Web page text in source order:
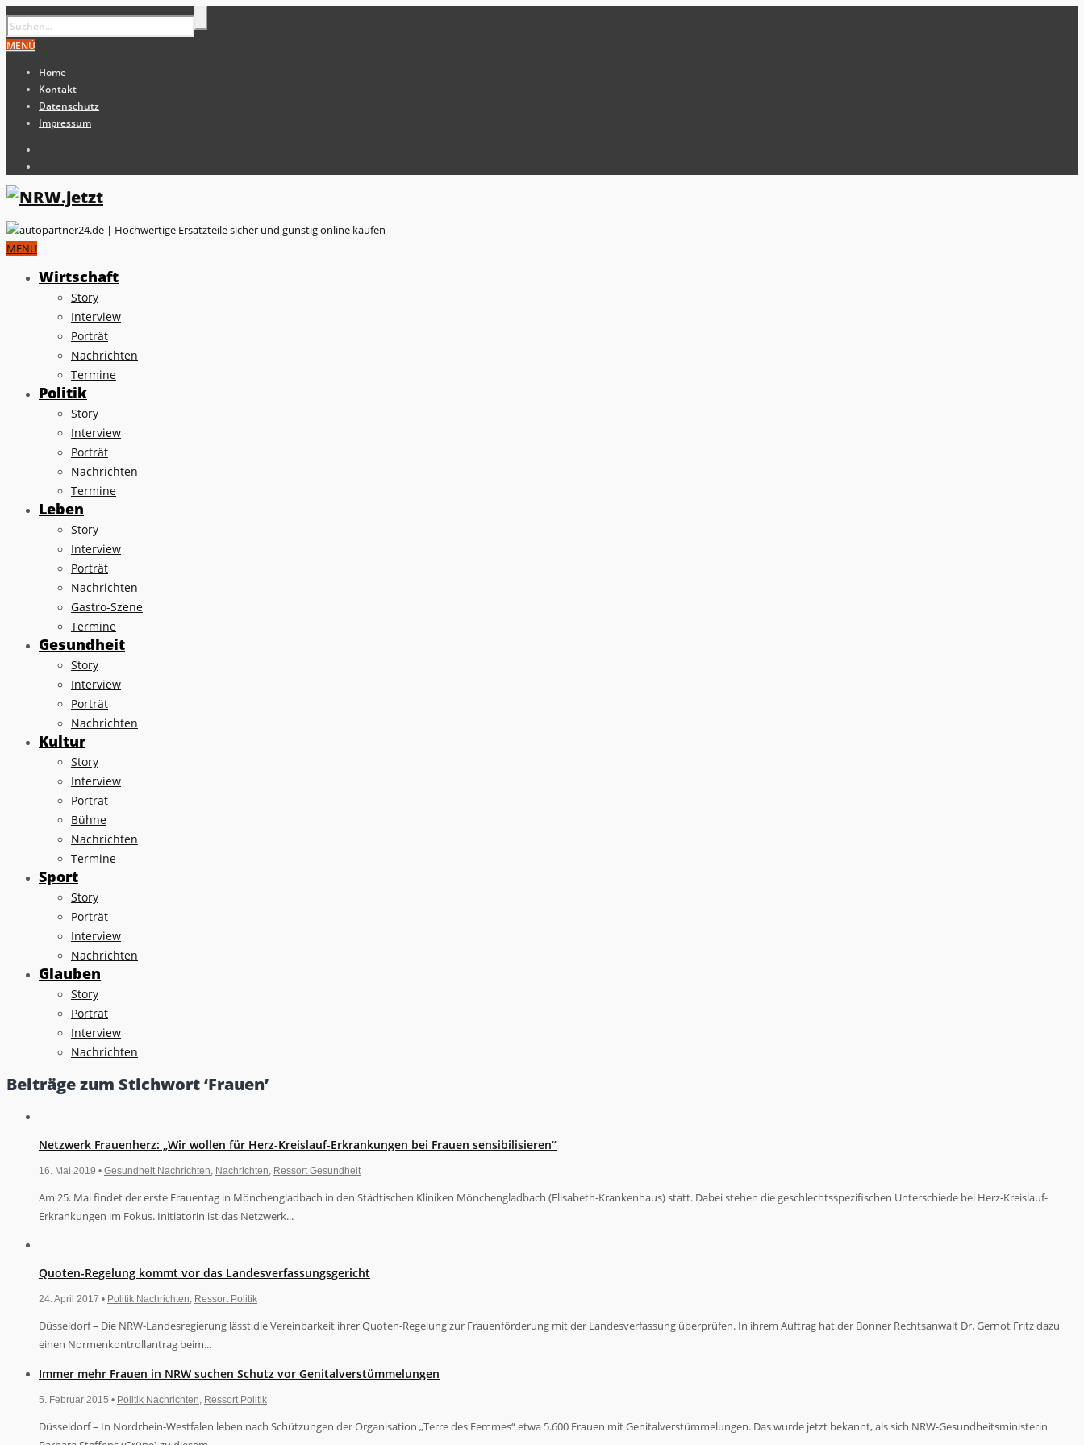
MENÜ
Home
Kontakt
Datenschutz
Impressum
MENÜ
Wirtschaft
Story
Interview
Porträt
Nachrichten
Termine
Politik
Story
Interview
Porträt
Nachrichten
Termine
Leben
Story
Interview
Porträt
Nachrichten
Gastro-Szene
Termine
Gesundheit
Story
Interview
Porträt
Nachrichten
Kultur
Story
Interview
Porträt
Bühne
Nachrichten
Termine
Sport
Story
Porträt
Interview
Nachrichten
Glauben
Story
Porträt
Interview
Nachrichten
Beiträge zum Stichwort ‘Frauen’
Netzwerk Frauenherz: „Wir wollen für Herz-Kreislauf-Erkrankungen bei Frauen sensibilisieren“
16. Mai 2019 • Gesundheit Nachrichten Nachrichten Ressort Gesundheit
Am 25. Mai findet der erste Frauentag in Mönchengladbach in den Städtischen Kliniken Mönchengladbach (Elisabeth-Krankenhaus) statt. Dabei stehen die geschlechtsspezifischen Unterschiede bei Herz-Kreislauf-
Erkrankungen im Fokus. Initiatorin ist das Netzwerk...
Quoten-Regelung kommt vor das Landesverfassungsgericht
24. April 2017 • Politik Nachrichten Ressort Politik
Düsseldorf – Die NRW-Landesregierung lässt die Vereinbarkeit ihrer Quoten-Regelung zur Frauenförderung mit der Landesverfassung überprüfen. In ihrem Auftrag hat der Bonner Rechtsanwalt Dr. Gernot Fritz dazu
einen Normenkontrollantrag beim...
Immer mehr Frauen in NRW suchen Schutz vor Genitalverstümmelungen
5. Februar 2015 • Politik Nachrichten Ressort Politik
Düsseldorf – In Nordrhein-Westfalen leben nach Schützungen der Organisation „Terre des Femmes“ etwa 5.600 Frauen mit Genitalverstümmelungen. Das wurde jetzt bekannt, als sich NRW-Gesundheitsministerin